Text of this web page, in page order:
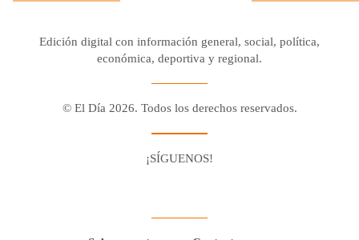
Edición digital con información general, social, política,
económica, deportiva y regional.
© El Día 2026. Todos los derechos reservados.
¡SÍGUENOS!